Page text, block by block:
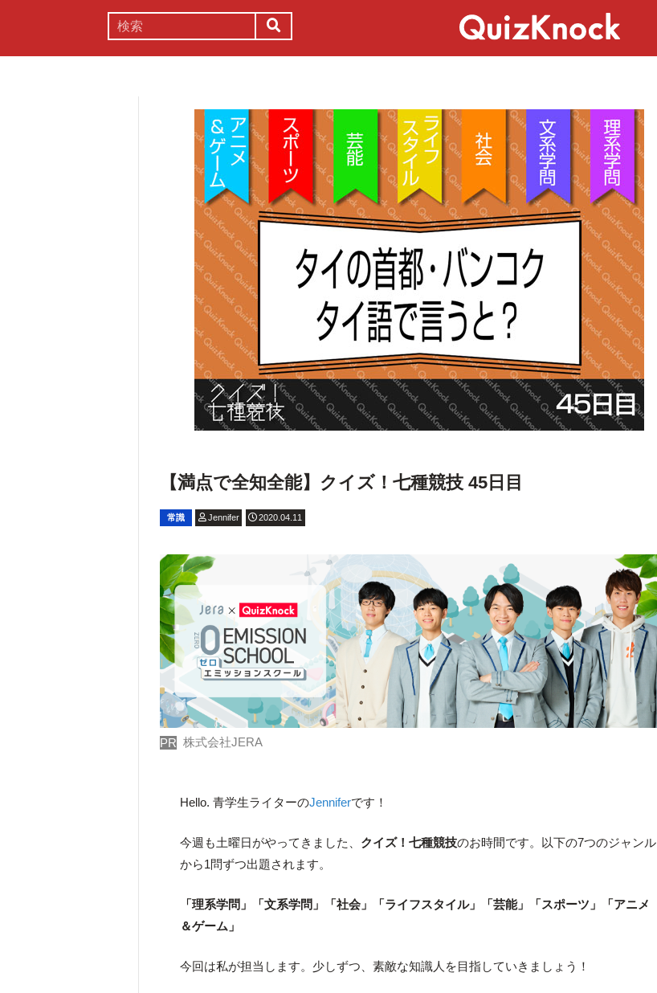
【満点で全知全能】クイズ！七種競技 45日目
常識 Jennifer 2020.04.11
PR 株式会社JERA
Hello. 青学生ライターのJenniferです！
今週も土曜日がやってきました、 クイズ！七種競技のお時間です。以下の7つのジャンル
から1問ずつ出題されます。
「理系学問」「文系学問」「社会」「ライフスタイル」「芸能」「スポーツ」「アニメ
＆ゲーム」
今回は私が担当します。少しずつ、素敵な知識人を目指していきましょう！